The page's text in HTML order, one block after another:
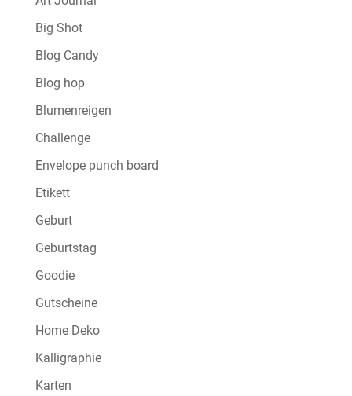
Big Shot
Blog Candy
Blog hop
Blumenreigen
Challenge
Envelope punch board
Etikett
Geburt
Geburtstag
Goodie
Gutscheine
Home Deko
Kalligraphie
Karten